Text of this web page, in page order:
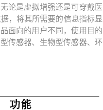
论是虚拟增强还是可穿戴医
，将其所需要的信息指标显
面向的用户不同，使用目的
传感器、生物型传感器、环